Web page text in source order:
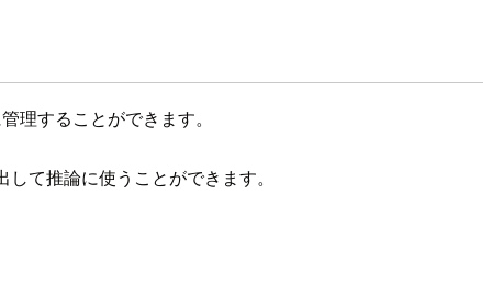
理することができます。
て推論に使うことができます。